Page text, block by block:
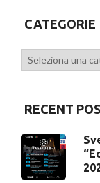
CATEGORIE
Categorie
RECENT